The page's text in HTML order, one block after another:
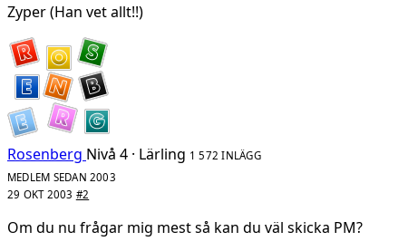
Zyper (Han vet allt!!)
Rosenberg Nivå 4 · Lärling 1 572 INLÄGG
MEDLEM SEDAN 2003
29 OKT 2003 #2
Om du nu frågar mig mest så kan du väl skicka PM?